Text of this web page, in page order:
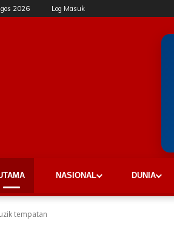
2026 Log Masuk
NASIONAL DUNIA
tempatan